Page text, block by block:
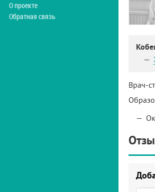
О проекте
Обратная связь
Врач-